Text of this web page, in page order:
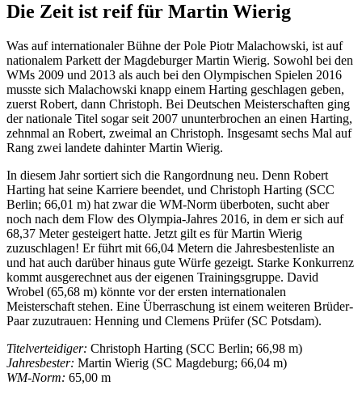
Die Zeit ist reif für Martin Wierig
Was auf internationaler Bühne der Pole Piotr Malachowski, ist auf
nationalem Parkett der Magdeburger Martin Wierig. Sowohl bei den
WMs 2009 und 2013 als auch bei den Olympischen Spielen 2016
musste sich Malachowski knapp einem Harting geschlagen geben,
zuerst Robert, dann Christoph. Bei Deutschen Meisterschaften ging
der nationale Titel sogar seit 2007 ununterbrochen an einen Harting,
zehnmal an Robert, zweimal an Christoph. Insgesamt sechs Mal auf
Rang zwei landete dahinter Martin Wierig.
In diesem Jahr sortiert sich die Rangordnung neu. Denn Robert
Harting hat seine Karriere beendet, und Christoph Harting (SCC
Berlin; 66,01 m) hat zwar die WM-Norm überboten, sucht aber
noch nach dem Flow des Olympia-Jahres 2016, in dem er sich auf
68,37 Meter gesteigert hatte. Jetzt gilt es für Martin Wierig
zuzuschlagen! Er führt mit 66,04 Metern die Jahresbestenliste an
und hat auch darüber hinaus gute Würfe gezeigt. Starke Konkurrenz
kommt ausgerechnet aus der eigenen Trainingsgruppe. David
Wrobel (65,68 m) könnte vor der ersten internationalen
Meisterschaft stehen. Eine Überraschung ist einem weiteren Brüder-
Paar zuzutrauen: Henning und Clemens Prüfer (SC Potsdam).
Titelverteidiger: Christoph Harting (SCC Berlin; 66,98 m)
Jahresbester: Martin Wierig (SC Magdeburg; 66,04 m)
WM-Norm: 65,00 m